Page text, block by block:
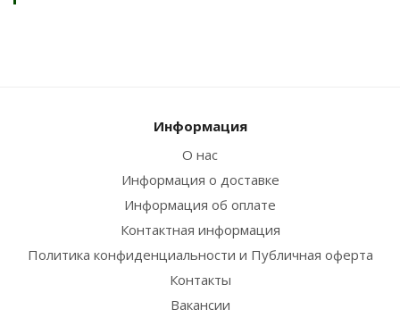
Информация
О нас
Информация о доставке
Информация об оплате
Контактная информация
Политика конфиденциальности и Публичная оферта
Контакты
Вакансии